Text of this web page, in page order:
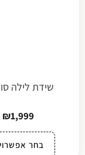
שידת לילה
₪1,999
בחר